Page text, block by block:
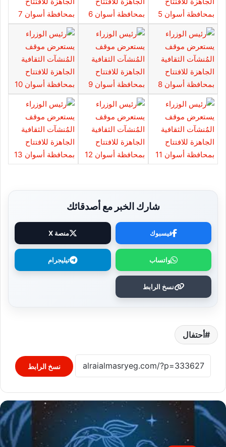
شارك الخبر مع أصدقائك
فيسبوك منصة X
واتساب تيليجرام
نسخ الرابط
أحتفال
نسخ الرابط